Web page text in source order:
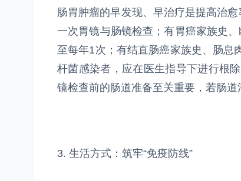
肠胃肿瘤的早发现、早治疗是提高治
一次胃镜与肠镜检查；有胃癌家族史
至每年1次；有结直肠癌家族史、肠息
杆菌感染者，应在医生指导下进行根
镜检查前的肠道准备至关重要，若肠
3. 生活方式：筑牢“免疫防线”